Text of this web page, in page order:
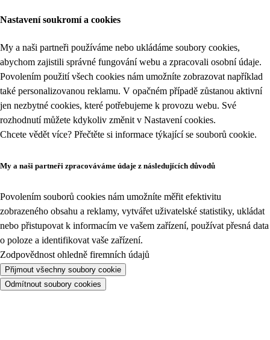
Nastavení soukromí a cookies
My a naši partneři používáme nebo ukládáme soubory cookies,
abychom zajistili správné fungování webu a zpracovali osobní údaje.
Povolením použití všech cookies nám umožníte zobrazovat například
také personalizovanou reklamu. V opačném případě zůstanou aktivní
jen nezbytné cookies, které potřebujeme k provozu webu. Své
rozhodnutí můžete kdykoliv změnit v Nastavení cookies.
Chcete vědět více? Přečtěte si informace týkající se souborů cookie.
My a naši partneři zpracováváme údaje z následujících důvodů
Povolením souborů cookies nám umožníte měřit efektivitu
zobrazeného obsahu a reklamy, vytvářet uživatelské statistiky, ukládat
nebo přistupovat k informacím ve vašem zařízení, používat přesná data
o poloze a identifikovat vaše zařízení.
Zodpovědnost ohledně firemních údajů
Přijmout všechny soubory cookie
Odmítnout soubory cookies